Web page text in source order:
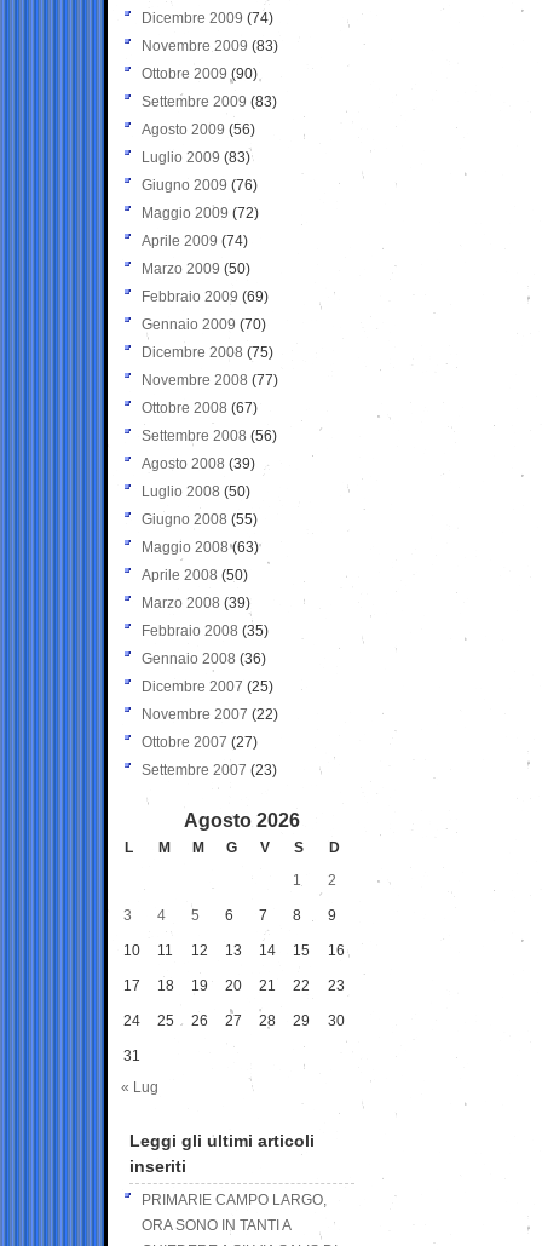
Dicembre 2009 (74)
Novembre 2009 (83)
Ottobre 2009 (90)
Settembre 2009 (83)
Agosto 2009 (56)
Luglio 2009 (83)
Giugno 2009 (76)
Maggio 2009 (72)
Aprile 2009 (74)
Marzo 2009 (50)
Febbraio 2009 (69)
Gennaio 2009 (70)
Dicembre 2008 (75)
Novembre 2008 (77)
Ottobre 2008 (67)
Settembre 2008 (56)
Agosto 2008 (39)
Luglio 2008 (50)
Giugno 2008 (55)
Maggio 2008(63)
Aprile 2008 (50)
Marzo 2008 (39)
Febbraio 2008 (35)
Gennaio 2008 (36)
Dicembre 2007 (25)
Novembre 2007 (22)
Ottobre 2007 (27)
Settembre 2007 (23)
Agosto 2026
L M M G V S
D
1
2
3 4 5 6 7 8 9
10 11 12 13 14 15 16
17 18 19 20 21 22 23
24 25 26 27 28 29 30
31
« Lug
Leggi gli ultimi articoli
inseriti
PRIMARIE CAMPO LARGO,
ORA SONO IN TANTI A